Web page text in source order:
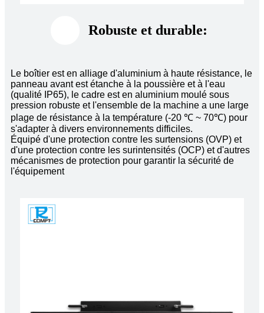
Robuste et durable:
Le boîtier est en alliage d'aluminium à haute résistance, le
panneau avant est étanche à la poussière et à l'eau
(qualité IP65), le cadre est en aluminium moulé sous
pression robuste et l'ensemble de la machine a une large
plage de résistance à la température (-20 ℃ ~ 70℃) pour
s'adapter à divers environnements difficiles.
Équipé d'une protection contre les surtensions (OVP) et
d'une protection contre les surintensités (OCP) et d'autres
mécanismes de protection pour garantir la sécurité de
l'équipement